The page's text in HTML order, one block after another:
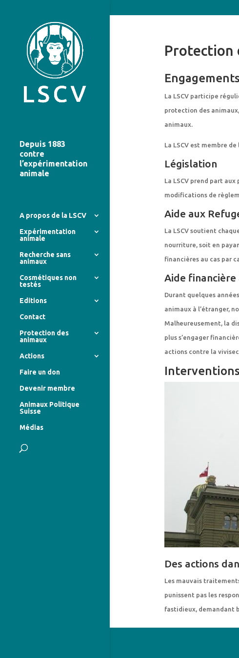
Depuis 1883
contre
l’expérimentation
animale
A propos de la LSCV
Expérimentation
animale
Recherche sans
animaux
Cosmétiques non
testés
Editions
Contact
Protection des
animaux
Actions
Faire un don
Devenir membre
Animaux Politique
Suisse
Médias
Protection
La LSCV participe
protection des
animaux.
La LSCV est membre
Législation
La LSCV prend part
modifications de
Aide aux
La LSCV soutient
nourriture, soit en
financières au cas par
Aide financière
Durant quelques
animaux à l’étranger,
Malheureusement, la
plus s’engager
actions contre la
Des actions
Les mauvais
punissent pas les
fastidieux, demandant